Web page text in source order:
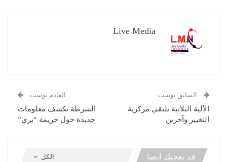
Live Media
السابق بوست
الآلية الثلاثية تلتقي مركزية
التغيير وآخرين
القادم بوست
الشرطة تكشف معلومات
جديدة حول جريمة “بري”
الكل قد يعجبك ايضا